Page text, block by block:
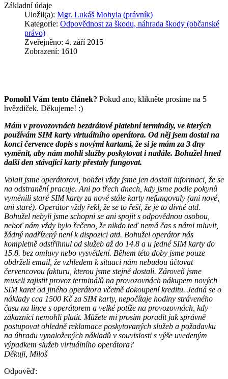
Základní údaje
Uložil(a): Mgr. Lukáš Mohyla (právník)
Kategorie: Odpovědnost za škodu, náhrada škody (občanské
právo)
Zveřejněno: 4. září 2015
Zobrazení: 1610
Pomohl Vám tento článek? Pokud ano, klikněte prosíme na 5
hvězdiček. Děkujeme! :)
Mám v provozovnách bezdrátové platební terminály, ve kterých
používám SIM karty virtuálního operátora. Od něj jsem dostal na
konci července dopis s novými kartami, že si je mám za 3 dny
vyměnit, aby nám mohli služby poskytovat i nadále. Bohužel hned
další den stávající karty přestaly fungovat.
Volali jsme operátorovi, bohžel vždy jsme jen dostali informaci, že se
na odstranění pracuje. Ani po třech dnech, kdy jsme podle pokynů
vyměnili staré SIM karty za nové stále karty nefungovaly (ani nové,
ani staré). Operátor vždy řekl, že se to řeší, že je to divné atd.
Bohužel nebyli jsme schopni se ani spojit s odpovědnou osobou,
neboť nám vždy bylo řečeno, že nikdo teď nemá čas s námi mluvit,
žádný nadřízený není k dispozici atd. Bohužel operátor nás
kompletně odstřihnul od služeb až do 14.8 a u jedné SIM karty do
15.8. bez omluvy nebo vysvětlení. Během této doby jsme pouze
obdrželi email, že vzhledem k situaci nám nebudou účtovat
červencovou fakturu, kterou jsme stejně dostali. Zároveň jsme
museli zajistit provoz terminálů na provozovnách nákupem nových
SIM karet od jiného operátora včetně dokoupení kreditu. Jedná se o
náklady cca 1500 Kč za SIM karty, nepočítaje hodiny stráveného
času na lince s operátorem a velké potíže na provozovnách, kdy
zákazníci nemohli platit. Můžete mi prosím poradit jak správně
postupovat ohledně reklamace poskytovaných služeb a požadavku
na úhradu vynaložených nákladů v souvislosti s výše uvedeným
výpadkem služeb virtuálního operátora?
Děkuji, Miloš
Odpověď: